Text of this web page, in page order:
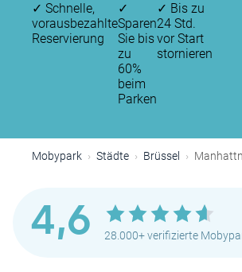
✓ Schnelle,
vorausbezahlte
Reservierung
✓
Sparen
Sie bis
zu
60%
beim
Parken
✓ Bis zu
24 Std.
vor Start
stornieren
Mobypark Städte Brüssel
4,6 28.000+ verifizierte
P